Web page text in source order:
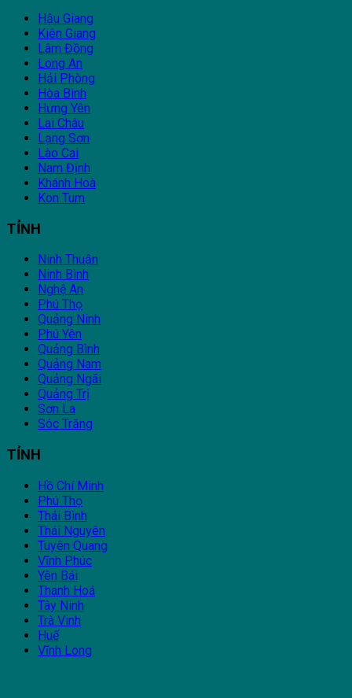
Hậu Giang
Kiên Giang
Lâm Đồng
Long An
Hải Phòng
Hòa Bình
Hưng Yên
Lai Châu
Lạng Sơn
Lào Cai
Nam Định
Khánh Hoà
Kon Tum
TỈNH
Ninh Thuận
Ninh Bình
Nghệ An
Phú Thọ
Quảng Ninh
Phú Yên
Quảng Bình
Quảng Nam
Quảng Ngãi
Quảng Trị
Sơn La
Sóc Trăng
TỈNH
Hồ Chí Minh
Phú Thọ
Thái Bình
Thái Nguyên
Tuyên Quang
Vĩnh Phúc
Yên Bái
Thanh Hoá
Tây Ninh
Trà Vinh
Huế
Vĩnh Long